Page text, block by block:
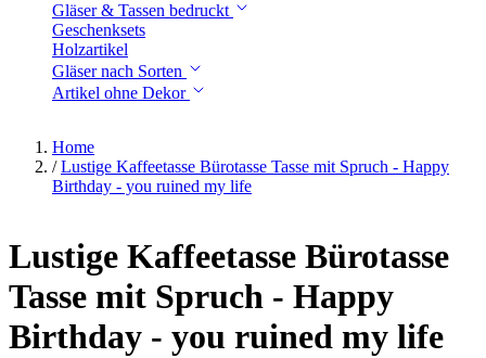
Gläser & Tassen bedruckt
Geschenksets
Holzartikel
Gläser nach Sorten
Artikel ohne Dekor
Home
/ Lustige Kaffeetasse Bürotasse Tasse mit Spruch - Happy
Birthday - you ruined my life
Lustige Kaffeetasse Bürotasse
Tasse mit Spruch - Happy
Birthday - you ruined my life